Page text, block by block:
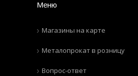
Меню
Магазины на карте
Металопрокат в розницу
Вопрос-ответ